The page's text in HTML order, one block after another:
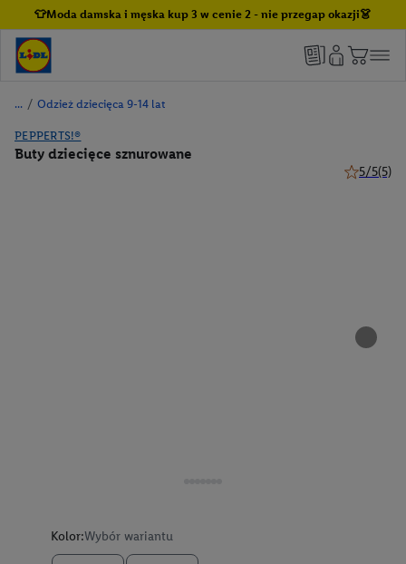
👕Moda damska i męska kup 3 w cenie 2 - nie przegap okazji👗
/ Odzież dziecięca 9-14 lat
PEPPERTS!®
Buty dziecięce sznurowane
5/5(5)
Kolor:Wybór wariantu